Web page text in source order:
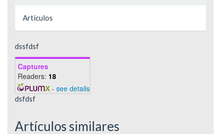
Artículos
dssfdsf
Captures
Readers: 18
- see details
dsfdsf
Artículos similares